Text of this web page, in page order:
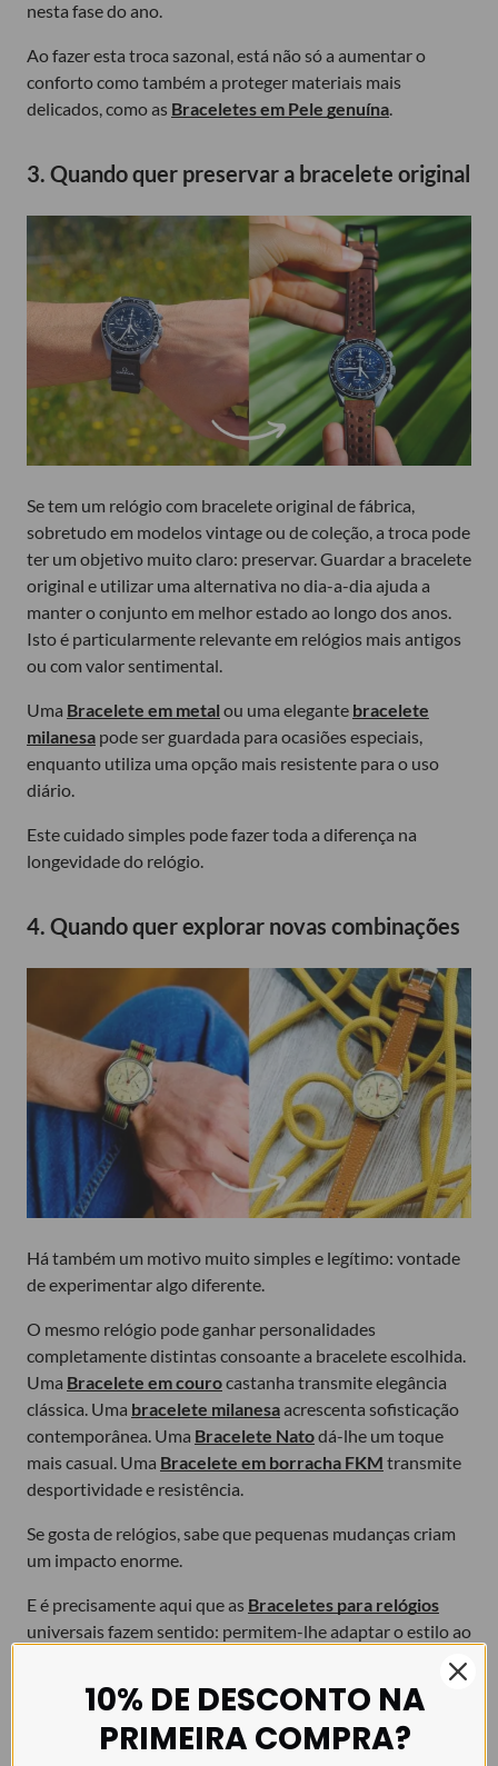
nesta fase do ano.
Ao fazer esta troca sazonal, está não só a aumentar o
conforto como também a proteger materiais mais
delicados, como as Braceletes em Pele genuína.
3. Quando quer preservar a bracelete original
Se tem um relógio com bracelete original de fábrica,
sobretudo em modelos vintage ou de coleção, a troca pode
ter um objetivo muito claro: preservar. Guardar a bracelete
original e utilizar uma alternativa no dia-a-dia ajuda a
manter o conjunto em melhor estado ao longo dos anos.
Isto é particularmente relevante em relógios mais antigos
ou com valor sentimental.
Uma Bracelete em metal ou uma elegante bracelete
milanesa pode ser guardada para ocasiões especiais,
enquanto utiliza uma opção mais resistente para o uso
diário.
Este cuidado simples pode fazer toda a diferença na
longevidade do relógio.
4. Quando quer explorar novas combinações
Há também um motivo muito simples e legítimo: vontade
de experimentar algo diferente.
O mesmo relógio pode ganhar personalidades
completamente distintas consoante a bracelete escolhida.
Uma Bracelete em courocastanha transmite elegância
clássica. Uma bracelete milanesaacrescenta sofisticação
contemporânea. Uma Bracelete Natodá-lhe um toque
mais casual. Uma Bracelete em borracha FKM transmite
desportividade e resistência.
Se gosta de relógios, sabe que pequenas mudanças criam
um impacto enorme.
E é precisamente aqui que as Braceletes para relógios
universais fazem sentido: permitem-lhe adaptar o estilo ao
investir num novo relógio.
5. Quando a bracelete já mostra sinais de
10% DE DESCONTO NA
PRIMEIRA COMPRA?